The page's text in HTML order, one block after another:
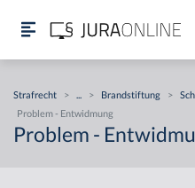
Strafrecht > > Brandstiftung >
Problem - Entwidmung
Problem -